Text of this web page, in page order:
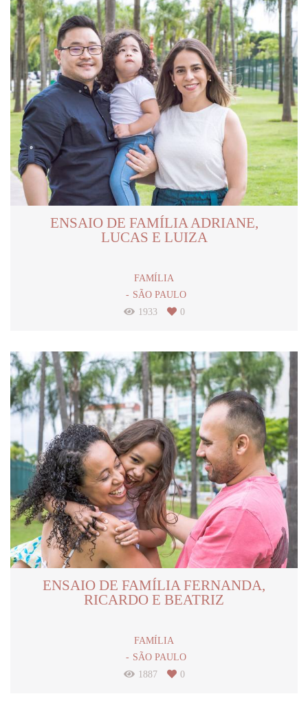
ENSAIO DE FAMÍLIA ADRIANE,
LUCAS E LUIZA
FAMÍLIA
SÃO PAULO
1933
0
ENSAIO DE FAMÍLIA FERNANDA,
RICARDO E BEATRIZ
FAMÍLIA
SÃO PAULO
1887
0